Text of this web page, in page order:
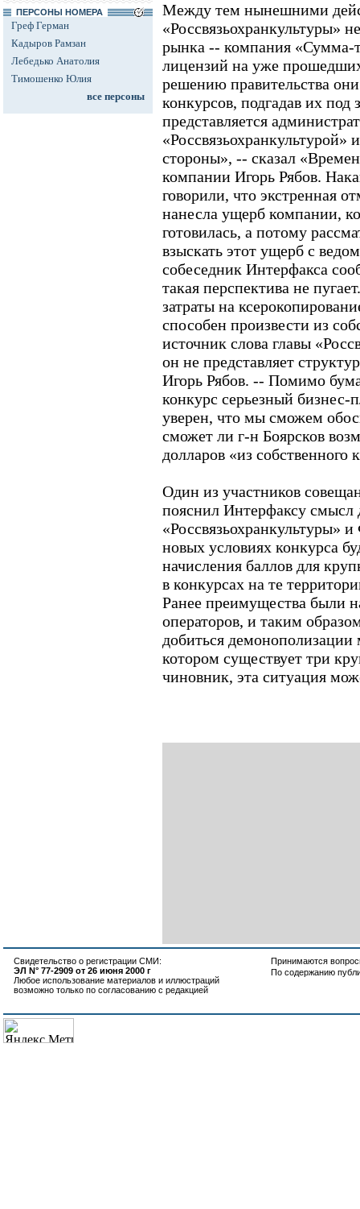
ПЕРСОНЫ НОМЕРА
Греф Герман
Кадыров Рамзан
Лебедько Анатолия
Тимошенко Юлия
все персоны
Между тем нынешними
«Россвязьохранкультуры»
рынка -- компания «Сумма-
лицензий на уже
решению правительства
конкурсов, подгадав их под
представляется
стороны», -- сказал
компании Игорь Рябов.
говорили, что экстренная
нанесла ущерб компании,
готовилась, а потому
взыскать этот ущерб с
собеседник Интерфакса
такая перспектива не
затраты на
способен произвести из
источник слова главы
он не представляет
Игорь Рябов. -- Помимо
конкурс серьезный бизнес-
уверен, что мы сможем
сможет ли г-н Боярсков
долларов «из
Один из участников
пояснил Интерфаксу смысл
«Россвязьохранкультуры»
новых условиях конкурса
начисления баллов для
в конкурсах на те
Ранее преимущества были
операторов, и таким
добиться
котором существует три
чиновник, эта ситуация
Свидетельство о регистрации СМИ:
ЭЛ N° 77-2909 от 26 июня 2000 г
Любое использование материалов и иллюстраций
возможно только по согласованию с редакцией
Принимаются
По содержанию